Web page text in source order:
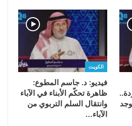
الكويت
فيديو: د. جاسم المطوع:
ظاهرة تحكّم الأبناء في الآباء
وانتقال السلم التربوي من
الآباء…